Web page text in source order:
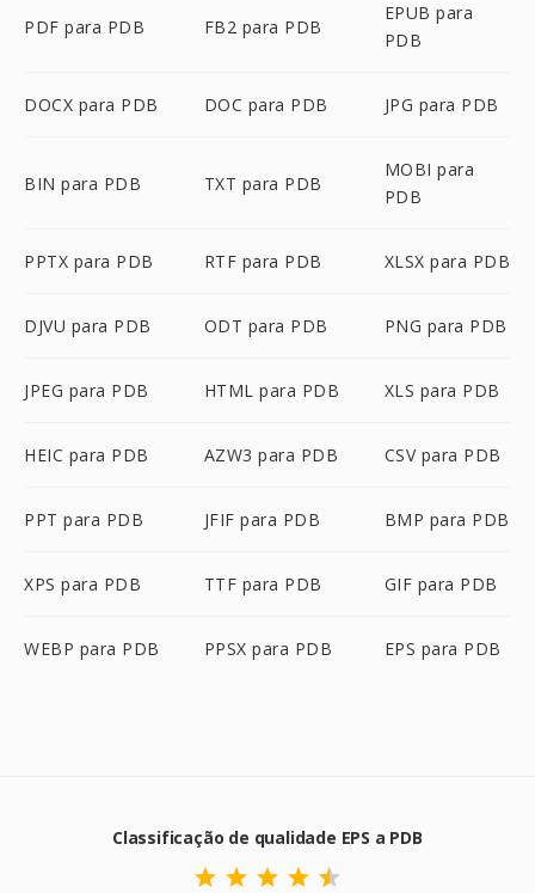
PDF para PDB FB2 para PDB
EPUB para
PDB
DOCX para PDB DOC para PDB JPG para PDB
BIN para PDB TXT para PDB
MOBI para
PDB
PPTX para PDB RTF para PDB XLSX para PDB
DJVU para PDB ODT para PDB PNG para PDB
JPEG para PDB HTML para PDB XLS para PDB
HEIC para PDB AZW3 para PDB CSV para PDB
PPT para PDB JFIF para PDB BMP para PDB
XPS para PDB TTF para PDB GIF para PDB
WEBP para PDB PPSX para PDB EPS para PDB
Classificação de qualidade EPS a PDB